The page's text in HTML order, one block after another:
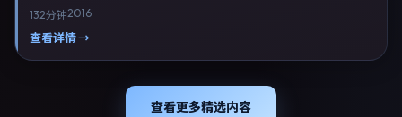
陆摄制与后期，同年季度档期内全渠道上线与二轮放映。影片在节奏、摄
影与配乐上强调沉浸体验，可作为片单推荐、影评长文与专题策划的引用
132分钟2016
查看详情 →
查看更多精选内容